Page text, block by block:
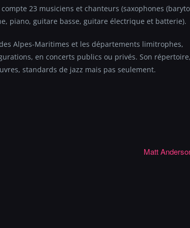
23 musiciens et chanteurs (saxophones
piano, guitare basse, guitare électrique et batterie).
Alpes-Maritimes et les départements limitrophes,
en concerts publics ou privés. Son répertoire,
standards de jazz mais pas seulement.
Matt